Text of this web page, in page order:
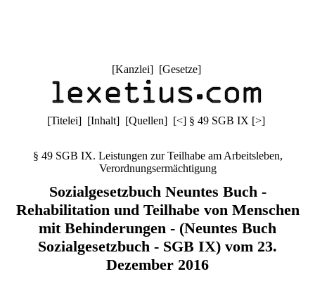
[Kanzlei] [Gesetze]
[Titelei] [Inhalt] [Quellen] [<] § 49 SGB IX [>]
§ 49 SGB IX. Leistungen zur Teilhabe am Arbeitsleben,
Verordnungsermächtigung
Sozialgesetzbuch Neuntes Buch -
Rehabilitation und Teilhabe von Menschen
mit Behinderungen - (Neuntes Buch
Sozialgesetzbuch - SGB IX) vom 23.
Dezember 2016